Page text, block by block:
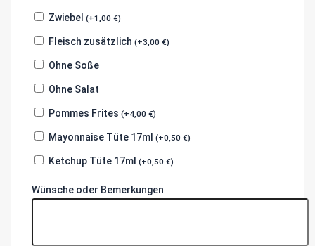
Zwiebel(+1,00€)
Fleisch zusätzlich(+3,00€)
Ohne Soße
Ohne Salat
Pommes Frites(+4,00€)
Mayonnaise Tüte 17ml(+0,50€)
Ketchup Tüte 17ml(+0,50€)
Wünsche oder Bemerkungen